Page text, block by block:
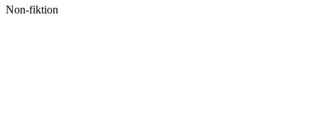
Non-fiktion